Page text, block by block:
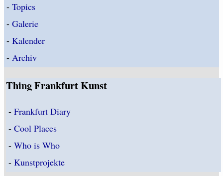
- Topics
- Galerie
- Kalender
- Archiv
Thing Frankfurt Kunst
-Frankfurt Diary
-Cool Places
-Who is Who
-Kunstprojekte